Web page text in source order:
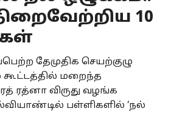
10
தேமுதிக செயற்குழு
கூட்டத்தில் மறைந்த
ரத்னா விருது வழங்க
பள்ளிகளில் ‘நல்